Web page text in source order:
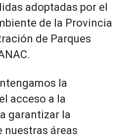
adoptadas por el
de la Provincia
de Parques
la
acceso a la
garantizar la
nuestras áreas